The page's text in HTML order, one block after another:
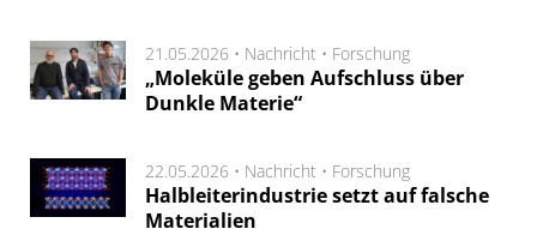
21.05.2026 • Nachricht • Forschung
„Moleküle geben Aufschluss über
Dunkle Materie“
22.05.2026 • Nachricht • Forschung
Halbleiterindustrie setzt auf falsche
Materialien